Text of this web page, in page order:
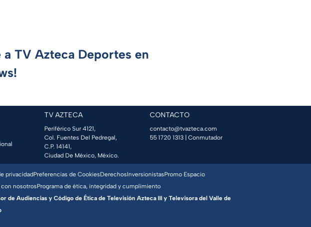
TV Azteca Deportes en
TV AZTECA
Periférico Sur 4121,
Col. Fuentes Del Pedregal,
C.P. 14141,
Ciudad De México, México.
CONTACTO
contacto@tvazteca.com
55 1720 1313 | Conmutador
privacidadPreferencias de CookiesDerechosInversionistasPromo Espacio
con nosotrosPrograma de ética, integridad y cumplimiento
de Audiencias y Código de Ética de Televisión Azteca III y Televisora del Valle de